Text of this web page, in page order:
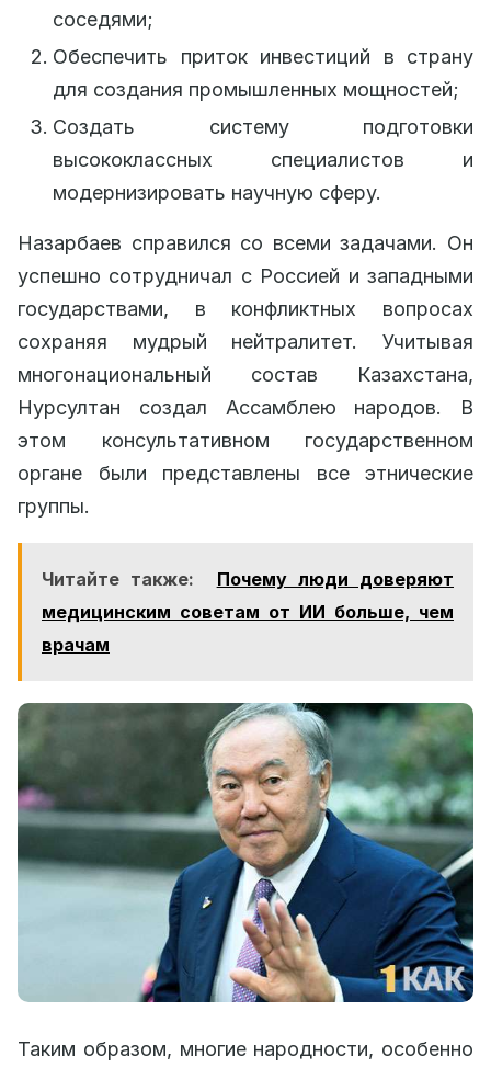
соседями;
Обеспечить приток инвестиций в страну
для создания промышленных мощностей;
Создать систему подготовки
высококлассных специалистов и
модернизировать научную сферу.
Назарбаев справился со всеми задачами. Он
успешно сотрудничал с Россией и западными
государствами, в конфликтных вопросах
сохраняя мудрый нейтралитет. Учитывая
многонациональный состав Казахстана,
Нурсултан создал Ассамблею народов. В
этом консультативном государственном
органе были представлены все этнические
группы.
Читайте также:
Почему люди доверяют
медицинским советам от ИИ больше, чем
врачам
Таким образом, многие народности, особенно